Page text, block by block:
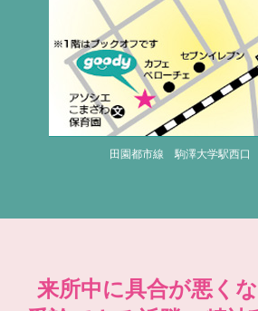
田園都市線 駒澤大学駅西
来所中に具合が悪く